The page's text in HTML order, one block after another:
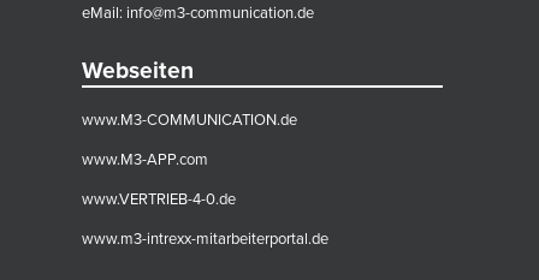
eMail: info@m3-communication.de
Webseiten
www.M3-COMMUNICATION.de
www.M3-APP.com
www.VERTRIEB-4-0.de
www.m3-intrexx-mitarbeiterportal.de